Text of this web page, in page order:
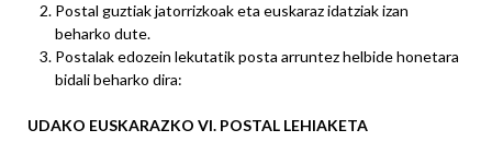
Postal guztiak jatorrizkoak eta euskaraz idatziak izan
beharko dute.
Postalak edozein lekutatik posta arruntez helbide honetara
bidali beharko dira:
UDAKO EUSKARAZKO VI. POSTAL LEHIAKETA